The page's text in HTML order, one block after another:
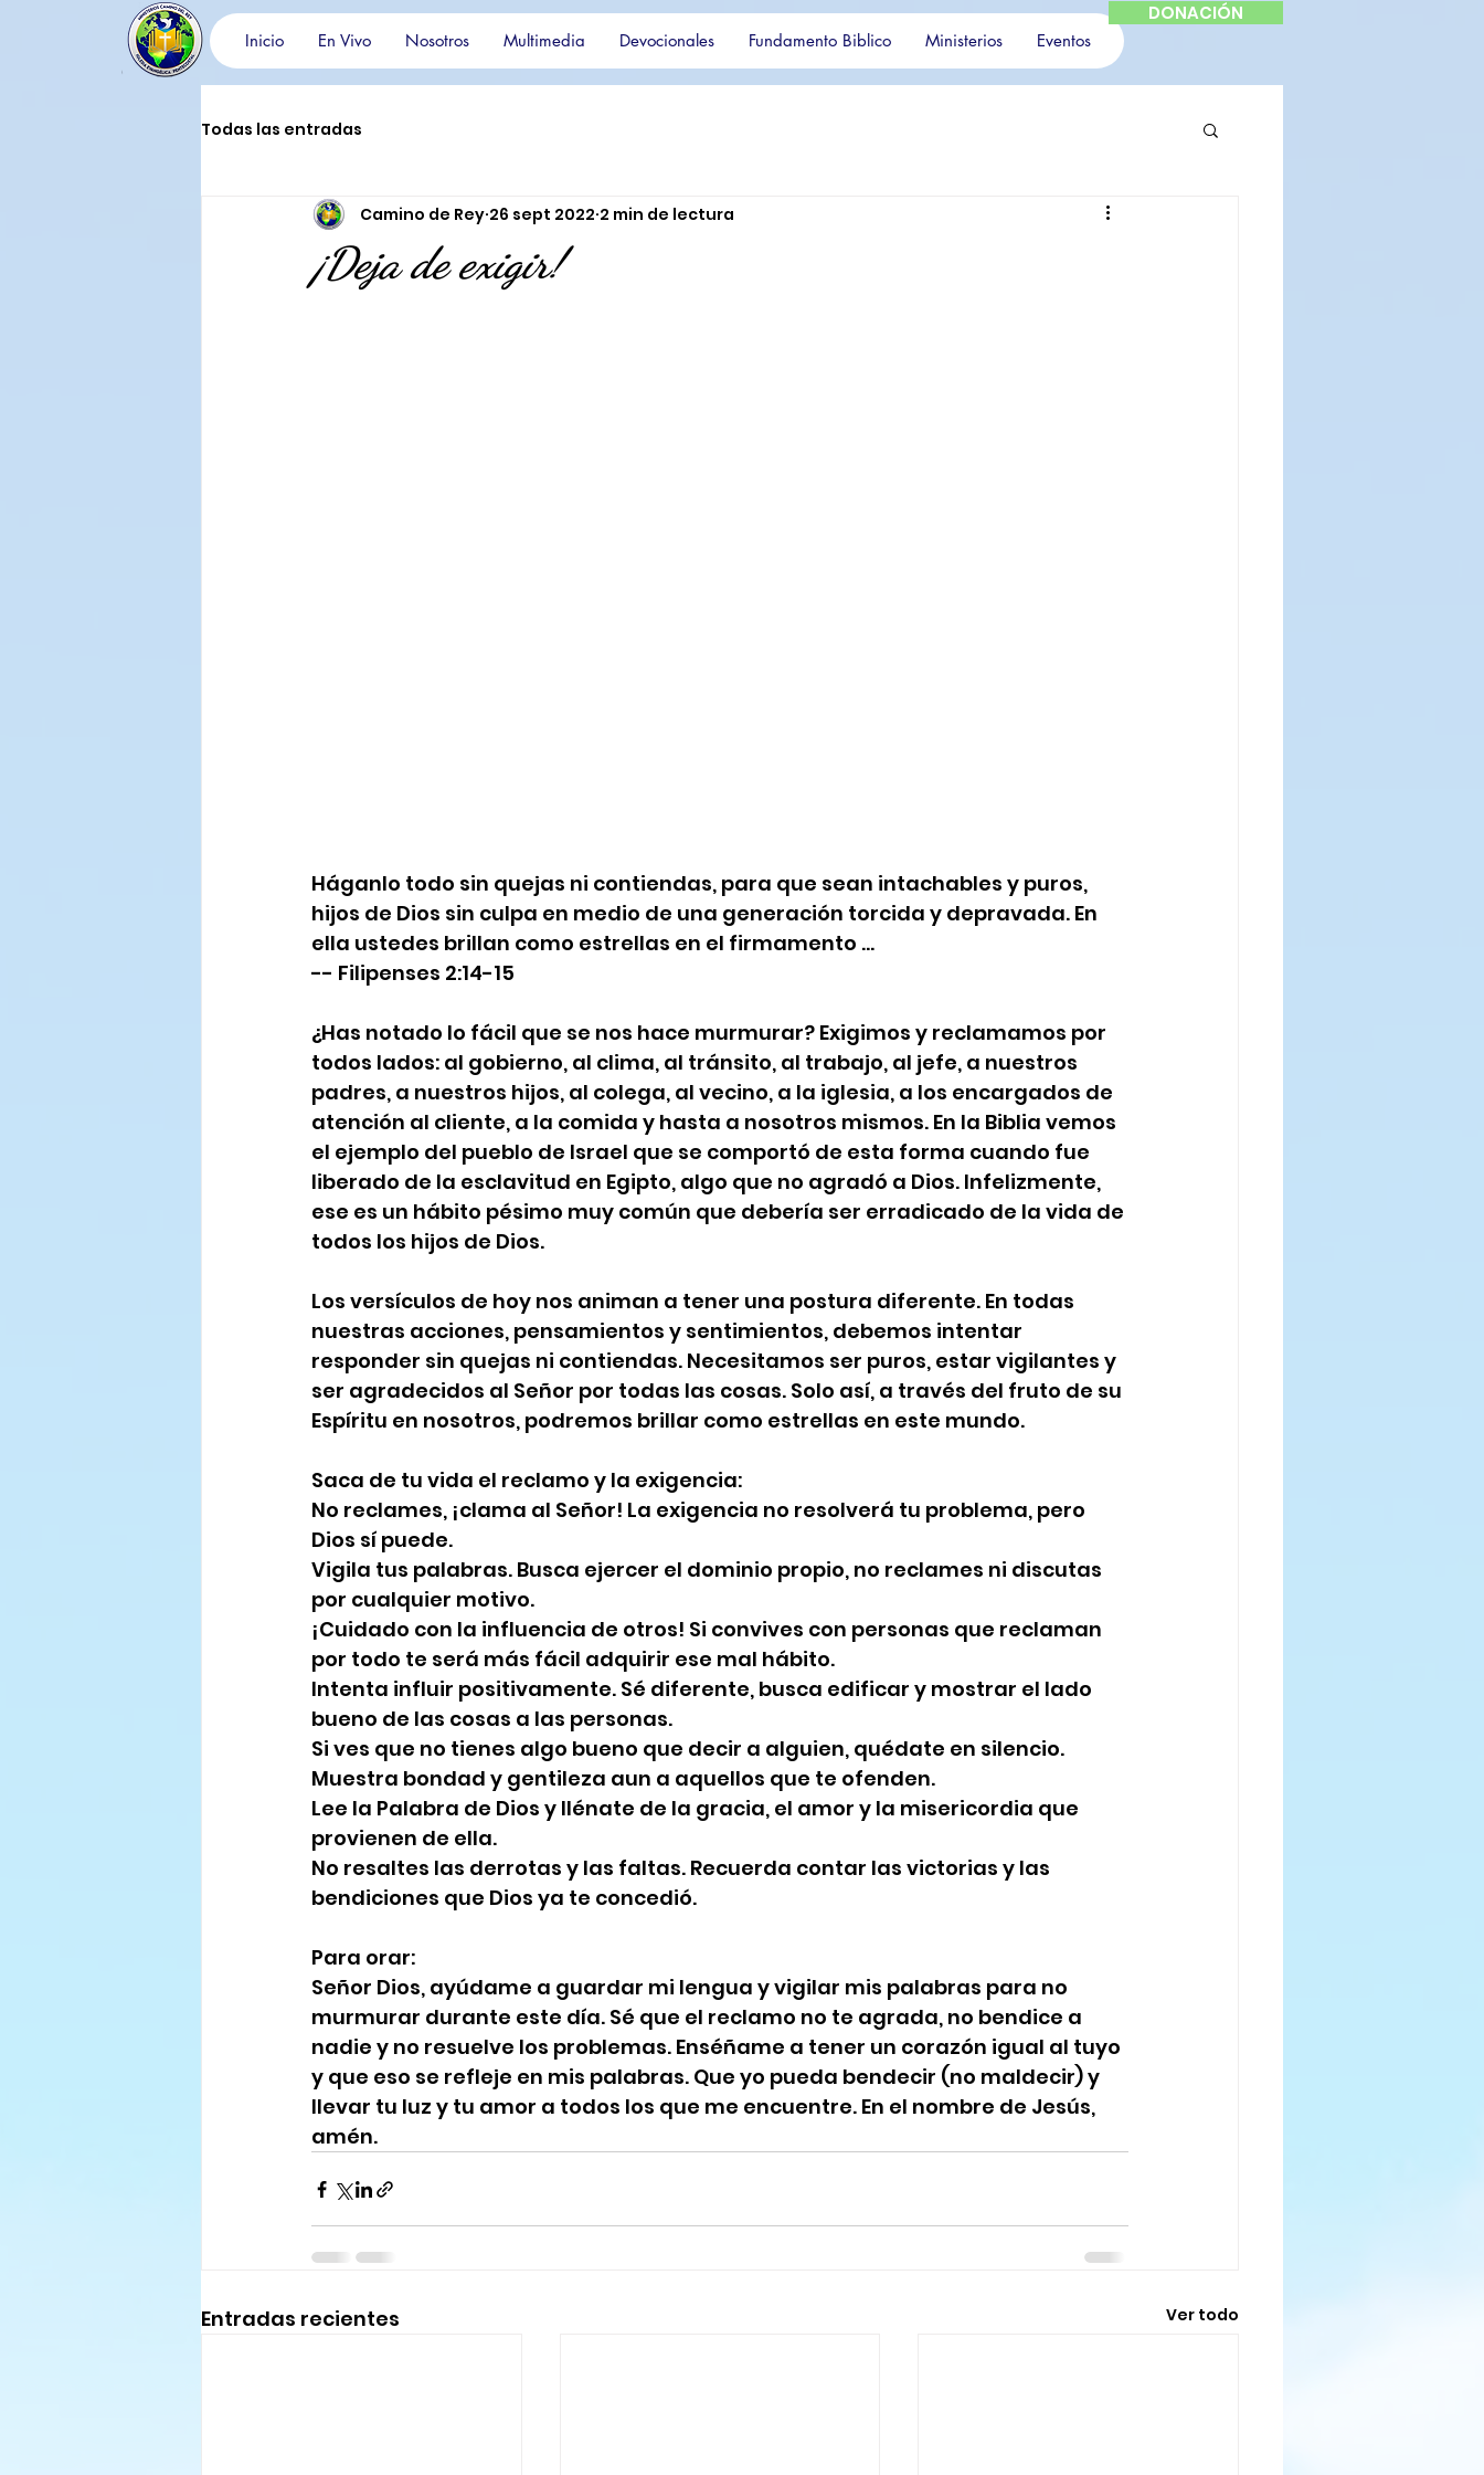
Inicio En Vivo Nosotros Multimedia Devocionales Fundamento Biblico Ministerios Eventos
DONACIÓN
Todas las entradas
¡Deja de exigir!
Camino de Rey 26 sept 2022 2 min de lectura
Háganlo todo sin quejas ni contiendas, para que sean intachables y puros,
hijos de Dios sin culpa en medio de una generación torcida y depravada. En
ella ustedes brillan como estrellas en el firmamento ...
-- Filipenses 2:14-15
¿Has notado lo fácil que se nos hace murmurar? Exigimos y reclamamos por
todos lados: al gobierno, al clima, al tránsito, al trabajo, al jefe, a nuestros
padres, a nuestros hijos, al colega, al vecino, a la iglesia, a los encargados de
atención al cliente, a la comida y hasta a nosotros mismos. En la Biblia vemos
el ejemplo del pueblo de Israel que se comportó de esta forma cuando fue
liberado de la esclavitud en Egipto, algo que no agradó a Dios. Infelizmente,
ese es un hábito pésimo muy común que debería ser erradicado de la vida de
todos los hijos de Dios.
Los versículos de hoy nos animan a tener una postura diferente. En todas
nuestras acciones, pensamientos y sentimientos, debemos intentar
responder sin quejas ni contiendas. Necesitamos ser puros, estar vigilantes y
ser agradecidos al Señor por todas las cosas. Solo así, a través del fruto de su
Espíritu en nosotros, podremos brillar como estrellas en este mundo.
Saca de tu vida el reclamo y la exigencia:
No reclames, ¡clama al Señor! La exigencia no resolverá tu problema, pero
Dios sí puede.
Vigila tus palabras. Busca ejercer el dominio propio, no reclames ni discutas
por cualquier motivo.
¡Cuidado con la influencia de otros! Si convives con personas que reclaman
por todo te será más fácil adquirir ese mal hábito.
Intenta influir positivamente. Sé diferente, busca edificar y mostrar el lado
bueno de las cosas a las personas.
Si ves que no tienes algo bueno que decir a alguien, quédate en silencio.
Muestra bondad y gentileza aun a aquellos que te ofenden.
Lee la Palabra de Dios y llénate de la gracia, el amor y la misericordia que
provienen de ella.
No resaltes las derrotas y las faltas. Recuerda contar las victorias y las
bendiciones que Dios ya te concedió.
Para orar:
Señor Dios, ayúdame a guardar mi lengua y vigilar mis palabras para no
murmurar durante este día. Sé que el reclamo no te agrada, no bendice a
nadie y no resuelve los problemas. Enséñame a tener un corazón igual al tuyo
y que eso se refleje en mis palabras. Que yo pueda bendecir (no maldecir) y
llevar tu luz y tu amor a todos los que me encuentre. En el nombre de Jesús,
amén.
Entradas recientes Ver todo